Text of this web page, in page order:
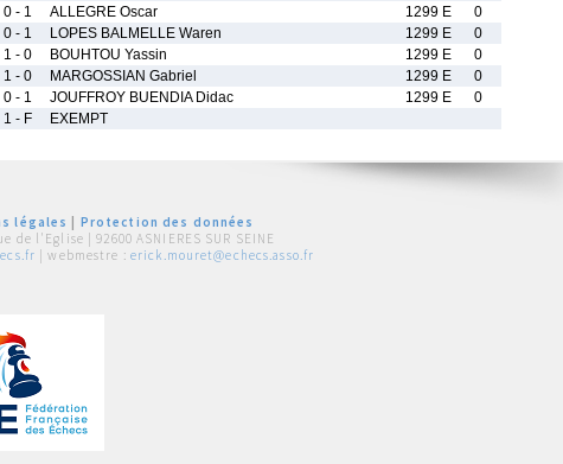
0 - 1 ALLEGRE Oscar 1299 E
0
0 - 1 LOPES BALMELLE Waren 1299 E
0
1 - 0 BOUHTOU Yassin 1299 E
0
1 - 0 MARGOSSIAN Gabriel 1299 E
0
0 - 1 JOUFFROY BUENDIA Didac 1299 E
0
1 - F EXEMPT
légales
Protection des données
de l'Eglise | 92600 ASNIERES SUR SEINE
| webmestre : erick.mouret@echecs.asso.fr